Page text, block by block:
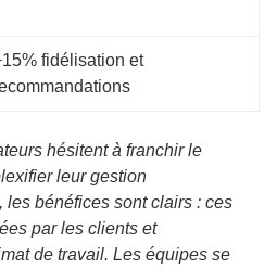
fidélisation et
hésitent à franchir le
leur gestion
les bénéfices sont clairs : ces
par les clients et
de travail. Les équipes se